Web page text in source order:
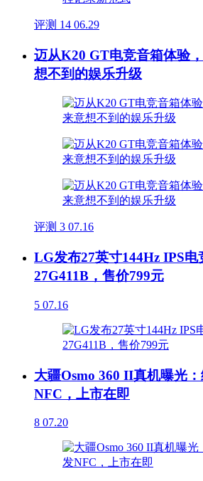
评测 14 06.29
迈从K20 GT电竞音箱体验
想不到的娱乐升级
评测 3 07.16
LG发布27英寸144Hz IPS电
27G411B，售价799元
5 07.16
大疆Osmo 360 II真机曝光
NFC，上市在即
8 07.20